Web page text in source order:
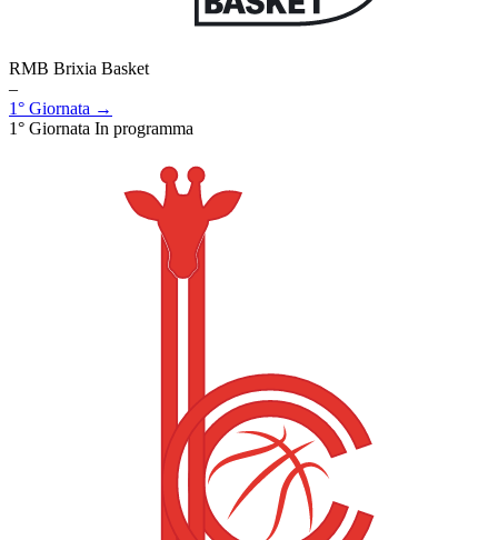
RMB Brixia Basket
–
1° Giornata →
1° Giornata In programma